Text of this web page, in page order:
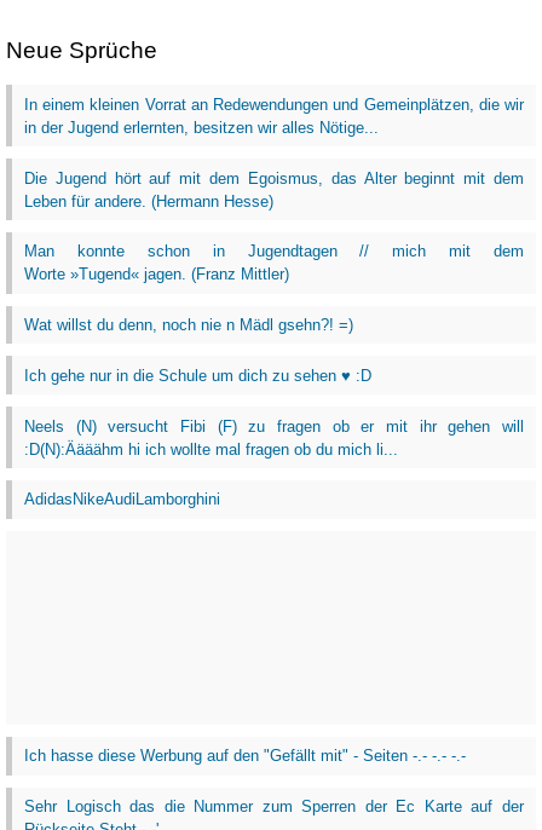
Neue Sprüche
In einem kleinen Vorrat an Redewendungen und Gemeinplätzen, die wir
in der Jugend erlernten, besitzen wir alles Nötige...
Die Jugend hört auf mit dem Egoismus, das Alter beginnt mit dem
Leben für andere. (Hermann Hesse)
Man konnte schon in Jugendtagen // mich mit dem
Worte »Tugend« jagen. (Franz Mittler)
Wat willst du denn, noch nie n Mädl gsehn?! =)
Ich gehe nur in die Schule um dich zu sehen ♥ :D
Neels (N) versucht Fibi (F) zu fragen ob er mit ihr gehen will
:D(N):Äääähm hi ich wollte mal fragen ob du mich li...
AdidasNikeAudiLamborghini
Ich hasse diese Werbung auf den "Gefällt mit" - Seiten -.- -.- -.-
Sehr Logisch das die Nummer zum Sperren der Ec Karte auf der